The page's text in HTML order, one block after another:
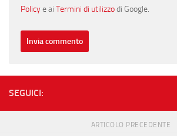
Policye ai Termini di utilizzodi Google.
SEGUICI:
ARTICOLO PRECEDENTE